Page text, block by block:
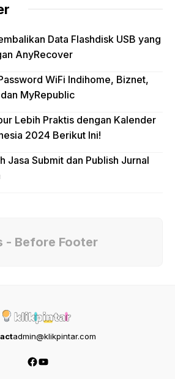
Data Flashdisk USB yang
AnyRecover
WiFi Indihome, Biznet,
MyRepublic
Lebih Praktis dengan Kalender
2024 Berikut Ini!
Jasa Submit dan Publish Jurnal
- Before Footer
admin@klikpintar.com
Facebook
YouTube